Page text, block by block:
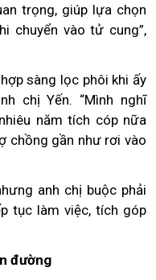
trọng, giúp lựa chọn
chuyển vào tử cung”,
sàng lọc phôi khi ấy
chị Yến. “Mình nghĩ
năm tích cóp nữa
chồng gần như rơi vào
anh chị buộc phải
tục làm việc, tích góp
đường